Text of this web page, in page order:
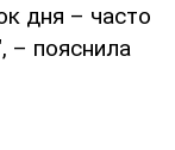
дня – часто
– пояснила